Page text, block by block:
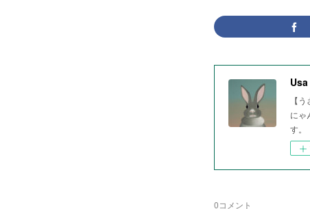
【
にゃ
す。
0コメント